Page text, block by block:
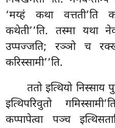
‘मय्हं कथा वत्तती’ति
कथेती’’ति. तस्मा यथा
उप्पज्जति; रञ्ञो च
करिस्सामी’’ति.
ततोइत्थियो
इत्थिपरिवुतो
कप्पापेत्वा पञ्च